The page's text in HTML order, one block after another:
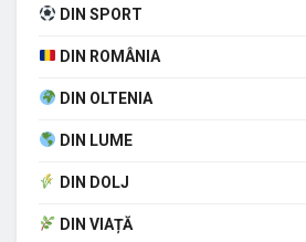
DIN SPORT
DIN ROMÂNIA
DIN OLTENIA
DIN LUME
DIN DOLJ
DIN VIAȚĂ